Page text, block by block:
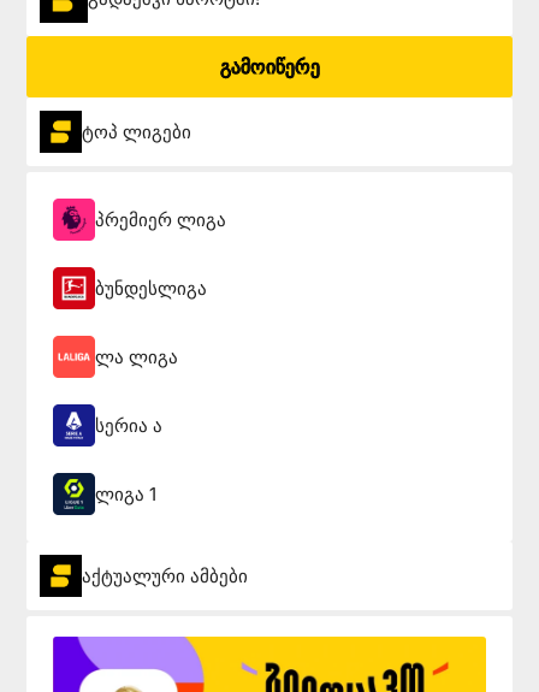
გამოიწერე
ტოპ ლიგები
პრემიერ ლიგა
ბუნდესლიგა
ლა ლიგა
სერია ა
ლიგა 1
აქტუალური ამბები